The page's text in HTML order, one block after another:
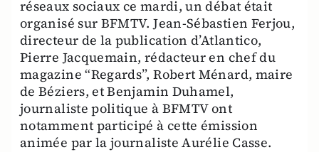
réseaux sociaux ce mardi, un débat était
organisé sur BFMTV. Jean-Sébastien Ferjou,
directeur de la publication d’Atlantico,
Pierre Jacquemain, rédacteur en chef du
magazine “Regards”, Robert Ménard, maire
de Béziers, et Benjamin Duhamel,
journaliste politique à BFMTV ont
notamment participé à cette émission
animée par la journaliste Aurélie Casse.